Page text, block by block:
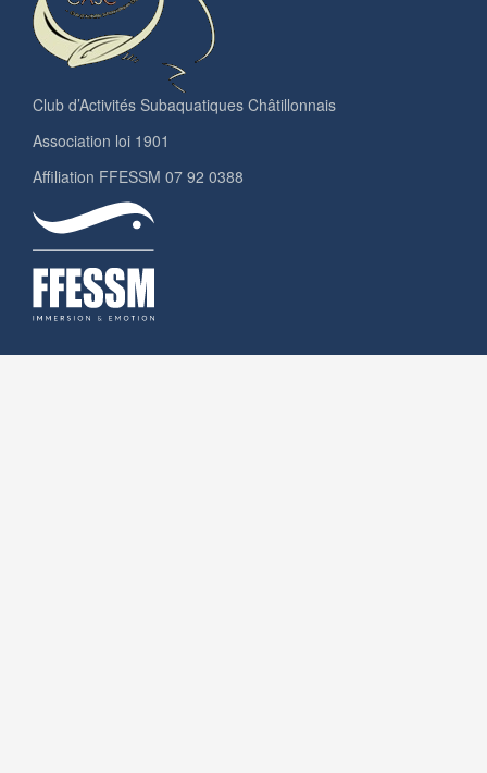
Club d’Activités Subaquatiques Châtillonnais
Association loi 1901
Affiliation FFESSM 07 92 0388